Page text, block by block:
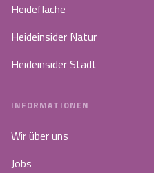
Heidefläche
Heideinsider Natur
Heideinsider Stadt
INFORMATIONEN
Wir über uns
Jobs